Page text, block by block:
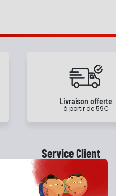
Livraison offerte
à partir de 59€
Service Client
Garantie 3 ans